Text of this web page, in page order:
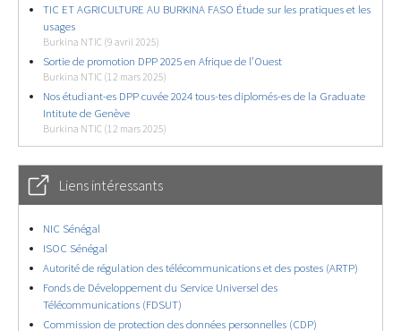
TIC ET AGRICULTURE AU BURKINA FASO Étude sur les pratiques et les
usages
Burkina NTIC (9 avril 2025)
Sortie de promotion DPP 2025 en Afrique de l’Ouest
Burkina NTIC (12 mars 2025)
Nos étudiant-es DPP cuvée 2024 tous-tes diplomés-es de la Graduate
Intitute de Genève
Burkina NTIC (12 mars 2025)
Liens intéressants
NIC Sénégal
ISOC Sénégal
Autorité de régulation des télécommunications et des postes (ARTP)
Fonds de Développement du Service Universel des
Télécommunications (FDSUT)
Commission de protection des données personnelles (CDP)